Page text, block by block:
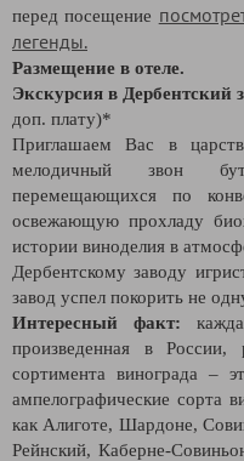
перед посещение
легенды.
Размещение в отеле.
Экскурсия в Дербентский
доп. плату)*
Приглашаем Вас в
мелодичный звон
перемещающихся по
освежающую прохладу
истории виноделия в
Дербентскому заводу
завод успел покорить не
Интересный факт:
произведенная в России,
сортимента винограда –
ампелографические сорта
как Алиготе, Шардоне,
Рейнский, Каберне-